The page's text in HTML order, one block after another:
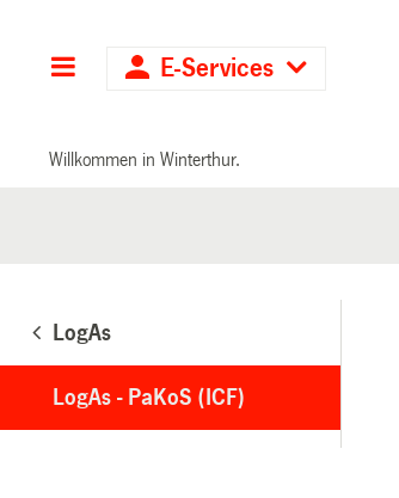
Hauptnavigation
E-Services
Willkommen in Winterthur.
LogAs
LogAs - PaKoS (ICF)